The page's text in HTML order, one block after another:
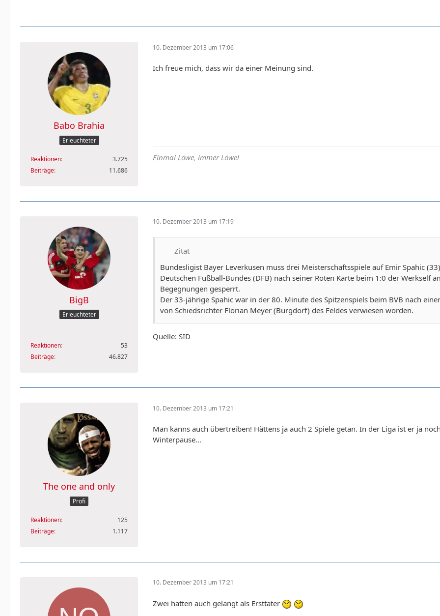
Babo Brahia
Erleuchteter
Reaktionen
3.725
Beiträge
11.686
10. Dezember 2013 um 17:06
Ich freue mich, dass wir da einer Meinung sind.
Einmal Löwe, immer Löwe!
BigB
Erleuchteter
Reaktionen
53
Beiträge
46.827
10. Dezember 2013 um 17:19
Zitat
Bundesligist Bayer Leverkusen muss drei Meisterschaftsspiele auf Emir Spahic
Deutschen Fußball-Bundes (DFB) nach seiner Roten Karte beim 1:0 der Werkself
Begegnungen gesperrt.
Der 33-jährige Spahic war in der 80. Minute des Spitzenspiels beim BVB nach
von Schiedsrichter Florian Meyer (Burgdorf) des Feldes verwiesen worden.
Quelle: SID
The one and only
Profi
Reaktionen
125
Beiträge
1.117
10. Dezember 2013 um 17:21
Man kanns auch übertreiben! Hättens ja auch 2 Spiele getan. In der Liga ist er ja
Winterpause...
10. Dezember 2013 um 17:21
Zwei hätten auch gelangt als Ersttäter